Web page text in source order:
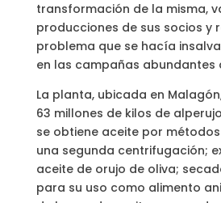
transformación de la misma,
producciones de sus socios y
problema que se hacía
en las campañas abundantes
La planta, ubicada en
63 millones de kilos de
se obtiene aceite por
una segunda centrifugación;
aceite de orujo de oliva;
para su uso como alimento